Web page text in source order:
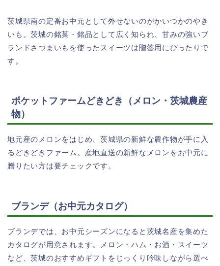
茨城県南の定番お中元として外せないのがかいつかのやき
いも。茨城の銘菓・銘品として広く知られ、甘みの強いブ
ランドさつまいもを使ったスイーツは贈答用にぴったりで
す。
ポケットファームどきどき（メロン・茨城農産
物）
地元産のメロンをはじめ、茨城県の新鮮な農作物が手に入
るどきどきファーム。産地直送の新鮮なメロンをお中元に
贈りたい方は要チェックです。
ブランデ（お中元カタログ）
ブランデでは、お中元シーズンになると茨城名産を集めた
カタログが用意されます。メロン・ハム・お酒・スイーツ
など、茨城のおすすめギフトをじっくり吟味しながら選べ